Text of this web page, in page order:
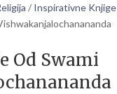
/ Inspirativne Knjige
Od Swami